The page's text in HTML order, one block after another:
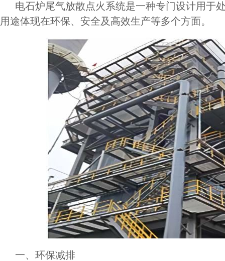
电石炉尾气放散点火系统是一种专门设计用于
用途体现在环保、安全及高效生产等多个方面。
一、环保减排